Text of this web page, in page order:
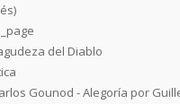
del Diablo
Gounod - Alegoría por